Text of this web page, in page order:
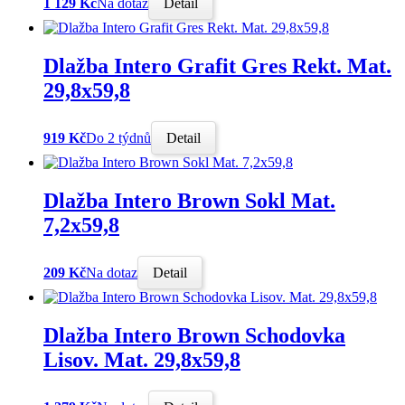
1 129 KčNa dotaz Detail
Dlažba Intero Grafit Gres Rekt. Mat.
29,8x59,8
919 KčDo 2 týdnů Detail
Dlažba Intero Brown Sokl Mat.
7,2x59,8
209 KčNa dotaz Detail
Dlažba Intero Brown Schodovka
Lisov. Mat. 29,8x59,8